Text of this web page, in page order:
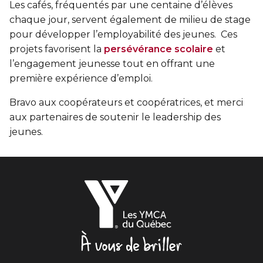
Entraînement privé
Activités et sports au gymnase
Sports pour enfants
Tennis Victoria (Québec)
ACTIVITÉS AQUATIQUES
Cours de natation pour adultes
Cours d'aquaforme
Longueurs et bain libres
FORFAITS FAMILLE, ÉCOLE ET ENTREPRISE
Hébergement et location d'équipements
Transition primaire-secondaire
ENGAGEMENT ET LEADERSHIP
Leadership environnemental C-Vert
Café coop
Coop d'initiation à l'entrepreneuriat collectif
Cours de natation pour enfants
Sports pour enfants
En sortant de détention
Voir tout
HÉBERGEMENT TEMPORAIRE
Résidence YMCA Tupper
Résidence YMCA Port-Royal
Les cafés, fréquentés par une centaine d’élèves
chaque jour, servent également de milieu de stage
pour développer l’employabilité des jeunes. Ces
projets favorisent la persévérance scolaire et
l’engagement jeunesse tout en offrant une
première expérience d’emploi.
Bravo aux coopérateurs et coopératrices, et merci
aux partenaires de soutenir le leadership des
jeunes.